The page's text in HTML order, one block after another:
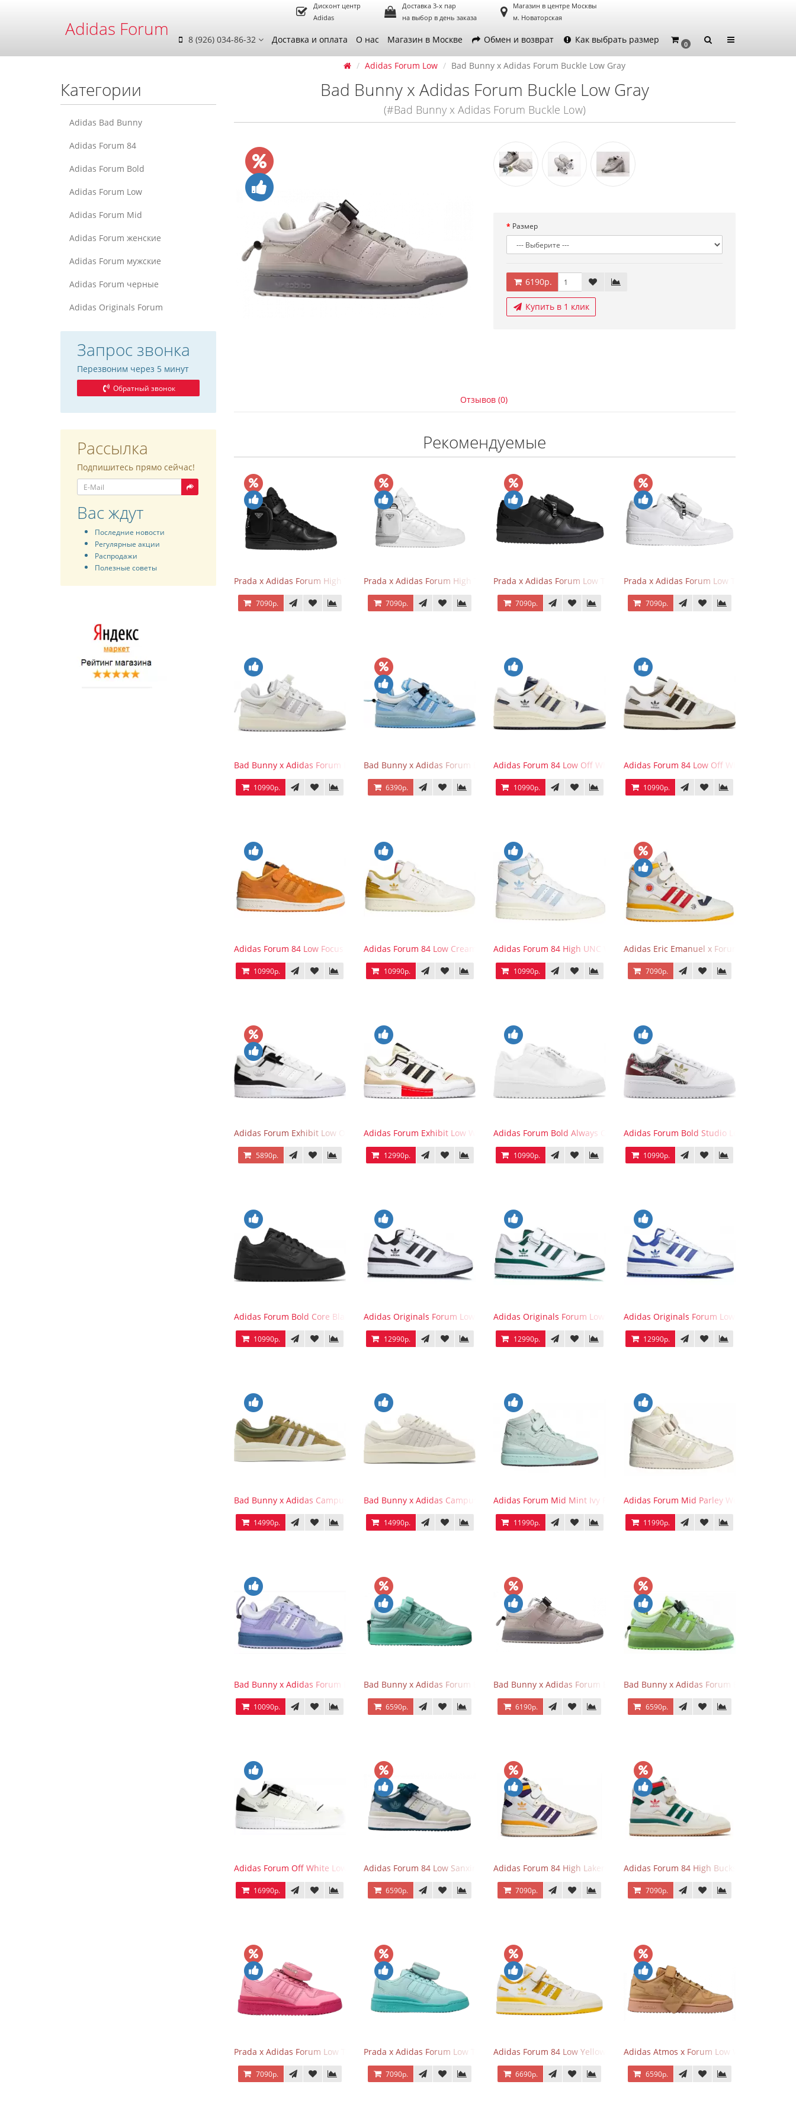
Adidas Forum
Дисконт центр
Adidas
Доставка 3-х пар
на выбор в день заказа
Магазин в центре Москвы
м. Новаторская
8 (926) 034-86-32 Доставка и оплата О нас Магазин в Москве Обмен и возврат Как выбрать размер 0
Категории
Adidas Bad Bunny
Adidas Forum 84
Adidas Forum Bold
Adidas Forum Low
Adidas Forum Mid
Adidas Forum женские
Adidas Forum мужские
Adidas Forum черные
Adidas Originals Forum
Запрос звонка
Перезвоним через 5 минут
Обратный звонок
Рассылка
Подпишитесь прямо сейчас!
Вас ждут
Последние новости
Регулярные акции
Распродажи
Полезные советы
Adidas Forum Low Bad Bunny x Adidas Forum Buckle Low Gray
Bad Bunny x Adidas Forum Buckle Low Gray
(#Bad Bunny x Adidas Forum Buckle Low)
Размер
6190р.
Купить в 1 клик
Отзывов (0)
Рекомендуемые
Prada x Adidas Forum High Triple Black
7090р.
Prada x Adidas Forum High Triple White
7090р.
Prada x Adidas Forum Low Triple Black
7090р.
Prada x Adidas Forum Low Triple White
7090р.
Bad Bunny x Adidas Forum Buckle Low Last
10990р.
Bad Bunny x Adidas Forum Buckle Low Blue Tint
6390р.
Adidas Forum 84 Low Off White Collegiate Navy
10990р.
Adidas Forum 84 Low Off White Brown
10990р.
Adidas Forum 84 Low Focus Orange
10990р.
Adidas Forum 84 Low Cream White Victory Gold
10990р.
Adidas Forum 84 High UNC White Blue
10990р.
Adidas Eric Emanuel x Forum 84 High
7090р.
Adidas Forum Exhibit Low Off White Black
5890р.
Adidas Forum Exhibit Low White Vivid Red
12990р.
Adidas Forum Bold Always Original
10990р.
Adidas Forum Bold Studio London
10990р.
Adidas Forum Bold Core Black
10990р.
Adidas Originals Forum Low WB White Black
12990р.
Adidas Originals Forum Low WB White Green
12990р.
Adidas Originals Forum Low WB White Blue
12990р.
Bad Bunny x Adidas Campus Wild Moss
14990р.
Bad Bunny x Adidas Campus Light
14990р.
Adidas Forum Mid Mint Ivy Park
11990р.
Adidas Forum Mid Parley Wonder White
11990р.
Bad Bunny x Adidas Forum Buckle Low Purple Blue
10090р.
Bad Bunny x Adidas Forum Buckle Low Mint Blue
6590р.
Bad Bunny x Adidas Forum Buckle Low Gray
6190р.
Bad Bunny x Adidas Forum Buckle Low
6590р.
Adidas Forum Off White Low White Black
16990р.
Adidas Forum 84 Low Sanxingdui
6590р.
Adidas Forum 84 High Lakers
7090р.
Adidas Forum 84 High Bucks
7090р.
Prada x Adidas Forum Low Triple Pink
7090р.
Prada x Adidas Forum Low Triple Mint
7090р.
Adidas Forum 84 Low Yellow
6690р.
Adidas Atmos x Forum Low Wheat Dark
6590р.